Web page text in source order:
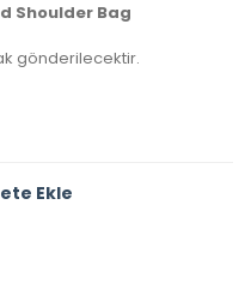
Shoulder Bag
gönderilecektir.
Ekle